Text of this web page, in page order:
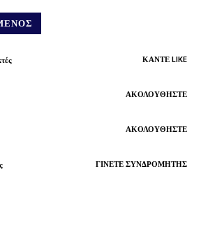
ΚΆΝΤΕ LIKE
ΑΚΟΛΟΥΘΉΣΤΕ
ΑΚΟΛΟΥΘΉΣΤΕ
ΓΊΝΕΤΕ ΣΥΝΔΡΟΜΗΤΉΣ